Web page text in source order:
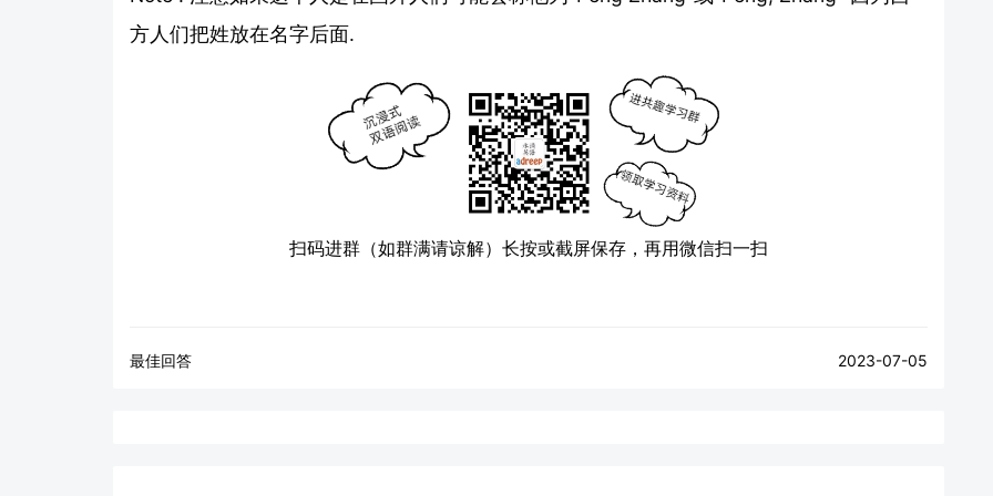
方人们把姓放在名字后面.
扫码进群（如群满请谅解） 长按或截屏保存，再用微信扫一扫
最佳回答 2023-07-05